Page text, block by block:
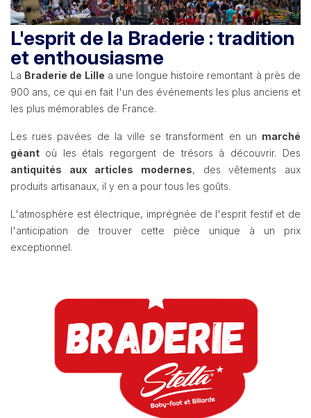
L'esprit de la Braderie : tradition
et enthousiasme
La Braderie de Lille a une longue histoire remontant à près de
900 ans, ce qui en fait l'un des événements les plus anciens et
les plus mémorables de France.
Les rues pavées de la ville se transforment en un marché
géant où les étals regorgent de trésors à découvrir. Des
antiquités aux articles modernes, des vêtements aux
produits artisanaux, il y en a pour tous les goûts.
L'atmosphère est électrique, imprégnée de l'esprit festif et de
l'anticipation de trouver cette pièce unique à un prix
exceptionnel.